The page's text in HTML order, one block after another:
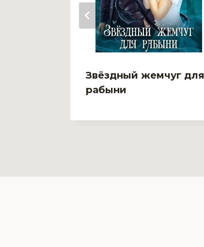
Звёздный жемчуг для
рабыни